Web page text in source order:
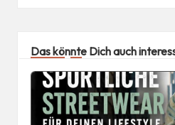
Das könnte Dich auch